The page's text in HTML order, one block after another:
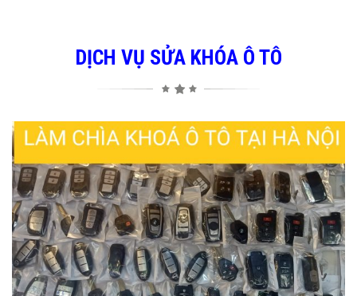
DỊCH VỤ SỬA KHÓA Ô TÔ